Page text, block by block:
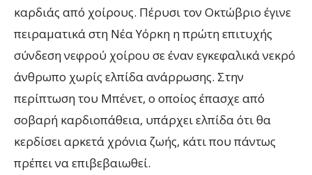
καρδιάς από χοίρους. Πέρυσι τον Οκτώβριο έγινε
πειραματικά στη Νέα Υόρκη η πρώτη επιτυχής
σύνδεση νεφρού χοίρου σε έναν εγκεφαλικά νεκρό
άνθρωπο χωρίς ελπίδα ανάρρωσης. Στην
περίπτωση του Μπένετ, ο οποίος έπασχε από
σοβαρή καρδιοπάθεια, υπάρχει ελπίδα ότι θα
κερδίσει αρκετά χρόνια ζωής, κάτι που πάντως
πρέπει να επιβεβαιωθεί.